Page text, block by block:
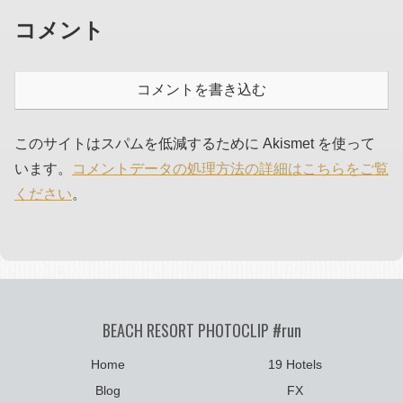
コメント
コメントを書き込む
このサイトはスパムを低減するために Akismet を使って
います。
コメントデータの処理方法の詳細はこちらをご覧
ください。
BEACH RESORT PHOTOCLIP #run
Home
19 Hotels
Blog
FX